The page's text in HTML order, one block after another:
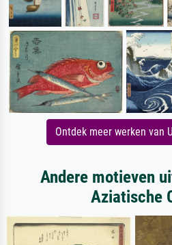
Ontdek meer werken van
Andere motieven
Aziatische